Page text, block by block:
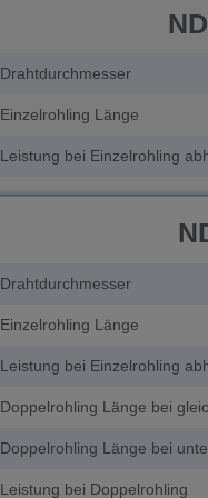
Drahtdurchmesser
Einzelrohling Länge
Leistung bei Einzelrohling
Drahtdurchmesser
Einzelrohling Länge
Leistung bei Einzelrohling
Doppelrohling Länge bei
Doppelrohling Länge bei
Leistung bei Doppelrohling